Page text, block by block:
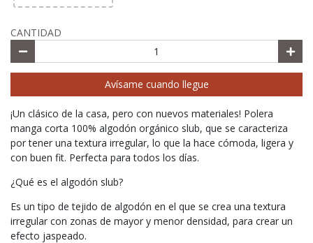
CANTIDAD
Avísame cuando llegue
¡Un clásico de la casa, pero con nuevos materiales! Polera
manga corta 100% algodón orgánico slub, que se caracteriza
por tener una textura irregular, lo que la hace cómoda, ligera y
con buen fit. Perfecta para todos los días.
¿Qué es el algodón slub?
Es un tipo de tejido de algodón en el que se crea una textura
irregular con zonas de mayor y menor densidad, para crear un
efecto jaspeado.